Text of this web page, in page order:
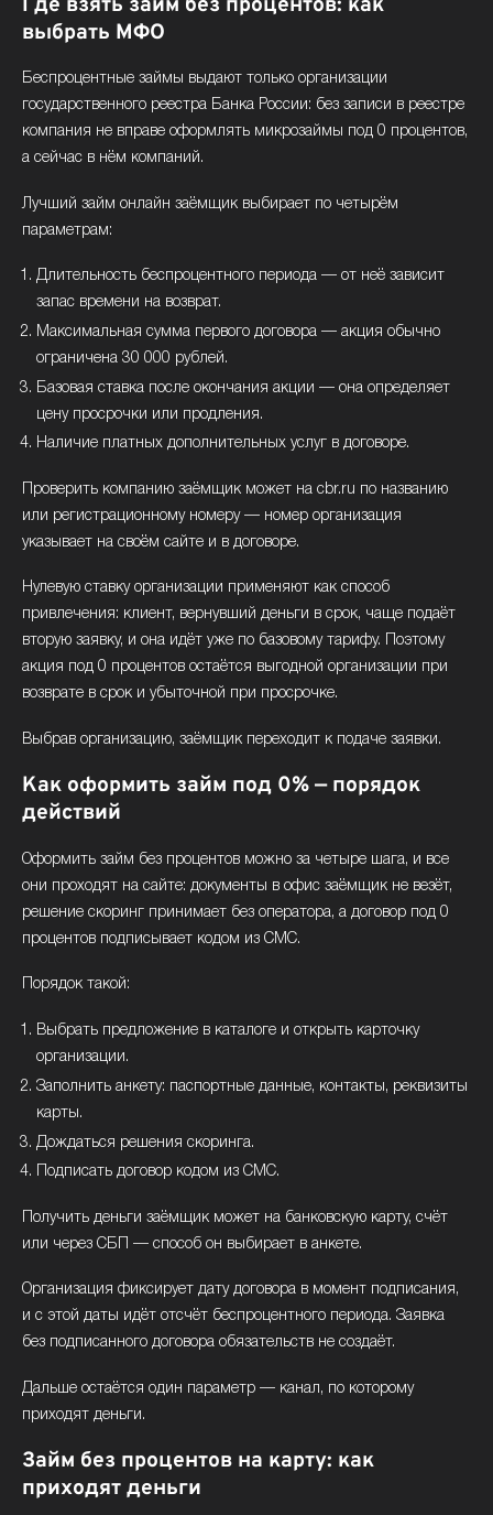
выбрать МФО
Беспроцентные займы выдают только организации
государственного реестра Банка России: без записи в реестре
компания не вправе оформлять микрозаймы под 0 процентов,
а сейчас в нём компаний.
Лучший займ онлайн заёмщик выбирает по четырём
параметрам:
Длительность беспроцентного периода — от неё зависит
запас времени на возврат.
Максимальная сумма первого договора — акция обычно
ограничена 30 000 рублей.
Базовая ставка после окончания акции — она определяет
цену просрочки или продления.
Наличие платных дополнительных услуг в договоре.
Проверить компанию заёмщик может на cbr.ru по названию
или регистрационному номеру — номер организация
указывает на своём сайте и в договоре.
Нулевую ставку организации применяют как способ
привлечения: клиент, вернувший деньги в срок, чаще подаёт
вторую заявку, и она идёт уже по базовому тарифу. Поэтому
акция под 0 процентов остаётся выгодной организации при
возврате в срок и убыточной при просрочке.
Выбрав организацию, заёмщик переходит к подаче заявки.
Как оформить займ под 0% — порядок
действий
Оформить займ без процентов можно за четыре шага, и все
они проходят на сайте: документы в офис заёмщик не везёт,
решение скоринг принимает без оператора, а договор под 0
процентов подписывает кодом из СМС.
Порядок такой:
Выбрать предложение в каталоге и открыть карточку
организации.
Заполнить анкету: паспортные данные, контакты, реквизиты
карты.
Дождаться решения скоринга.
Подписать договор кодом из СМС.
Получить деньги заёмщик может на банковскую карту, счёт
или через СБП — способ он выбирает в анкете.
Организация фиксирует дату договора в момент подписания,
и с этой даты идёт отсчёт беспроцентного периода. Заявка
без подписанного договора обязательств не создаёт.
Дальше остаётся один параметр — канал, по которому
приходят деньги.
Займ без процентов на карту: как
приходят деньги